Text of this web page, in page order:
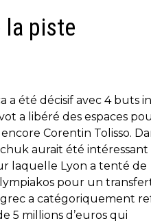
la piste
a été décisif avec 4 buts
a libéré des espaces
Corentin Tolisso.
aurait été intéressant
laquelle Lyon a tenté de
pour un
a catégoriquement
5 millions d’euros qui